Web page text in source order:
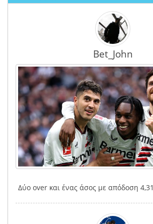
Bet_John
Δύο over και ένας άσος με απόδοση 4,31